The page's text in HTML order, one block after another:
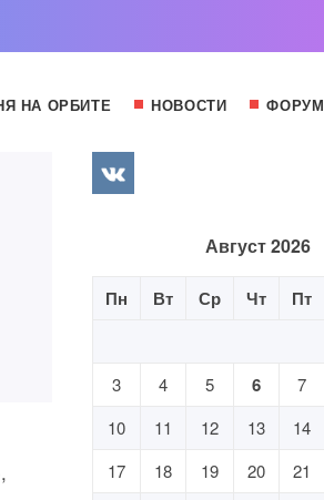
НА ОРБИТЕ НОВОСТИ ФОРУМ
Август 2026
Пн Вт Ср Чт Пт
3
4 5 6 7
10
11 12 13 14
17
18 19 20 21